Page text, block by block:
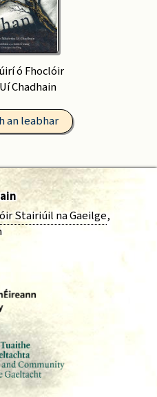
ó Fhoclóir
Chadhain
an leabhar
Stairiúil na Gaeilge,